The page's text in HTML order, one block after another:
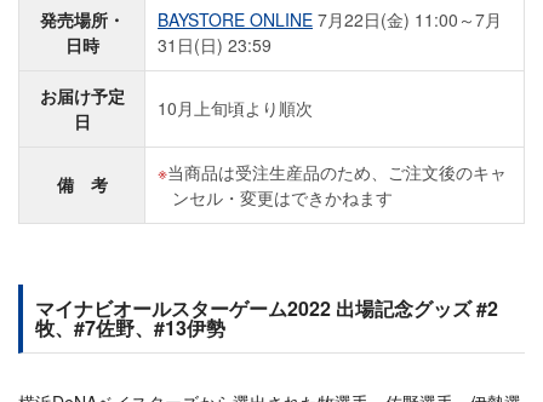
発売場所・
日時
BAYSTORE ONLINE 7月22日(金) 11:00～7月
31日(日) 23:59
お届け予定
日
10月上旬頃より順次
備 考
当商品は受注生産品のため、ご注文後のキャ
ンセル・変更はできかねます
マイナビオールスターゲーム2022 出場記念グッズ #2
牧、#7佐野、#13伊勢